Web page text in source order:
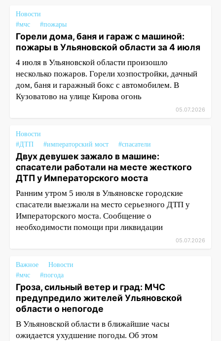
Новости
#мчс
#пожары
Горели дома, баня и гараж с машиной:
пожары в Ульяновской области за 4 июля
4 июля в Ульяновской области произошло
несколько пожаров. Горели хозпостройки, дачный
дом, баня и гаражный бокс с автомобилем. В
Кузоватово на улице Кирова огонь
05.07.2026
Новости
#ДТП
#императорский мост #спасатели
Двух девушек зажало в машине:
спасатели работали на месте жесткого
ДТП у Императорского моста
Ранним утром 5 июля в Ульяновске городские
спасатели выезжали на место серьезного ДТП у
Императорского моста. Сообщение о
необходимости помощи при ликвидации
05.07.2026
Важное
Новости
#мчс
#погода
Гроза, сильный ветер и град: МЧС
предупредило жителей Ульяновской
области о непогоде
В Ульяновской области в ближайшие часы
ожидается ухудшение погоды. Об этом